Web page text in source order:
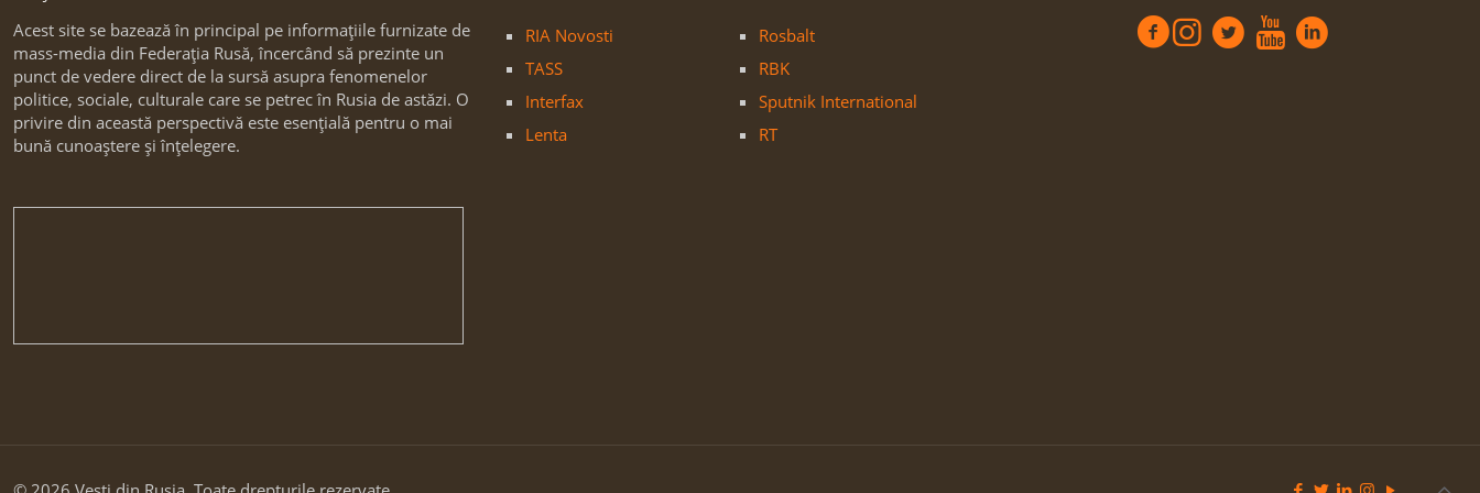
Acest site se bazează în principal pe informațiile furnizate de
mass-media din Federația Rusă, încercând să prezinte un
punct de vedere direct de la sursă asupra fenomenelor
politice, sociale, culturale care se petrec în Rusia de astăzi. O
privire din această perspectivă este esențială pentru o mai
bună cunoaștere și înțelegere.
RIA Novosti
TASS
Interfax
Lenta
Rosbalt
RBK
Sputnik International
RT